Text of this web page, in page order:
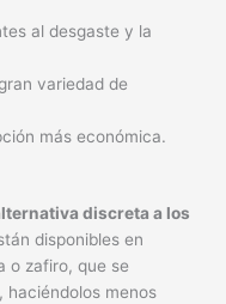
al desgaste y la
variedad de
más económica.
discreta a los
disponibles en
o zafiro, que se
haciéndolos menos